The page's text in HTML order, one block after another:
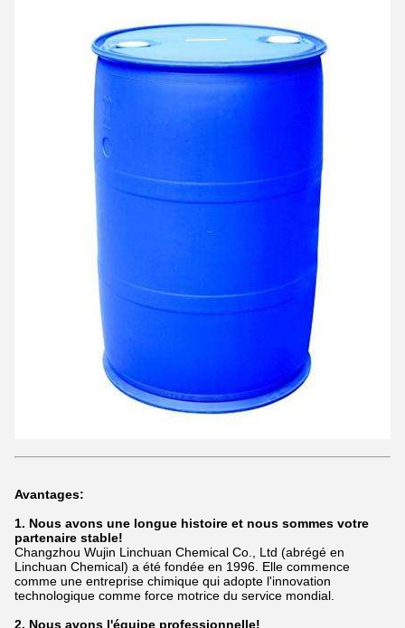
Avantages:
1. Nous avons une longue histoire et nous sommes votre
partenaire stable!
Changzhou Wujin Linchuan Chemical Co., Ltd (abrégé en
Linchuan Chemical) a été fondée en 1996. Elle commence
comme une entreprise chimique qui adopte l'innovation
technologique comme force motrice du service mondial.
2. Nous avons l'équipe professionnelle!